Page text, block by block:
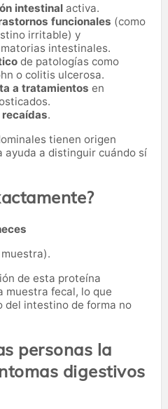
intestinal activa.
funcionales (como
irritable) y
intestinales.
de patologías como
o colitis ulcerosa.
a tratamientos en
.
tienen origen
ayuda a distinguir cuándo sí
de esta proteína
muestra fecal, lo que
del intestino de forma no
personas la
digestivos